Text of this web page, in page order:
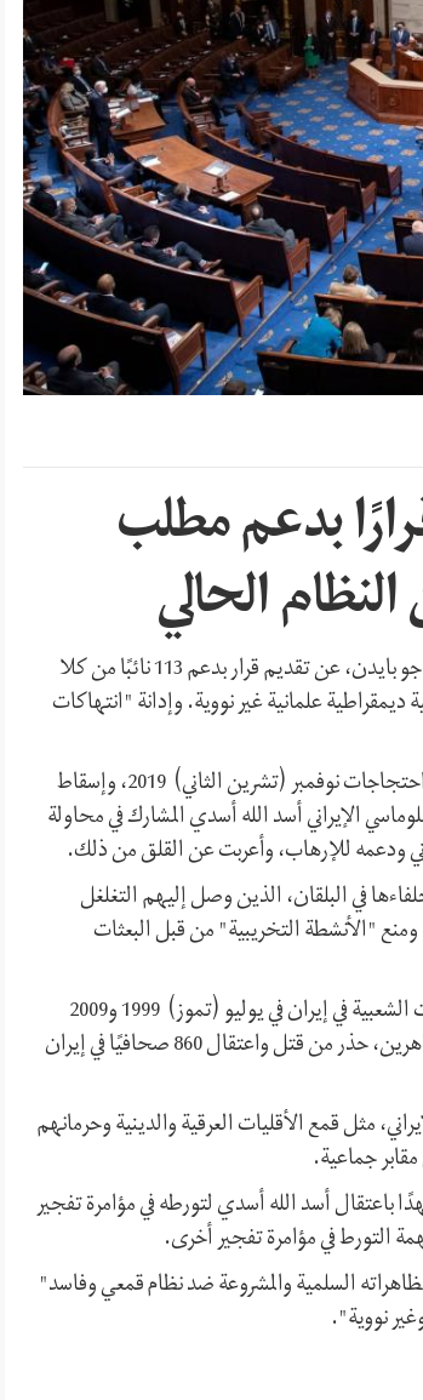
بدعم مطلب
الحالي
أعلن الجمهوريون والديمقراطيون في مجلس النواب الأميركي، في رسالة إلى جو بايدن، عن تقديم قرار بدعم 113 نائبًا من كلا
علمانية غير نووية. وإدانة "انتهاكات
وأشارت رسالة أعضاء مجلس النواب الأميركي إلى مقتل 1500 شخص خلال احتجاجات نوفمبر (تشرين الثاني) 2019، وإسقاط
الإيراني أسد الله أسدي المشارك في محاولة
ودعمه للإرهاب، وأعربت عن القلق من ذلك.
في البلقان، الذين وصل إليهم التغلغل
ومنع "الأنشطة التخريبية" من قبل البعثات
ونص قرار مجلس النواب الأميركي، بالإضافة إلى الإشارة إلى قمع الاحتجاجات الشعبية في إيران في يوليو (تموز) 1999 و2009
وديسمبر (كانون الأول) 2018 ونوفمبر 2019، وسجن وتعذيب وإعدام المتظاهرين، حذر من قتل واعتقال 860 صحافيًا في إيران
مثل قمع الأقليات العرقية والدينية وحرمانهم
باعتقال أسد الله أسدي لتورطه في مؤامرة تفجير
السلمية والمشروعة ضد نظام قمعي وفاسد"
نووية".